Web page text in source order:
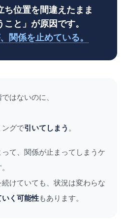
ち位置を間違えたまま
と」が原因です。
関係を止めている。
はないのに、
ングで引いてしまう 。
て、関係が止まってしまうケ
けていても、状況は変わらな
く可能性もあります。